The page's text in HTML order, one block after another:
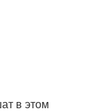
в этом